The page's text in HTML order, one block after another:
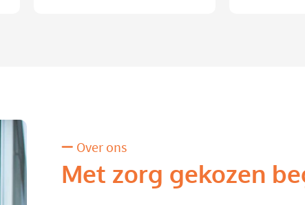
Over ons
Met zorg gekozen